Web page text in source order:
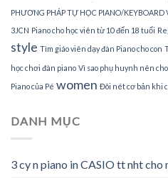
PHƯƠNG PHÁP TỰ HỌC PIANO/KEYBOARD
3JCN Piano cho học viên từ 10 đến 18 tuổi
style Tìm giáo viên dạy đàn Piano cho con
học chơi đàn piano Vì sao phụ huynh nên
Piano của Pé women Đôi nét cơ bản khi
DANH MỤC
3 cy n piano in CASIO tt nht cho